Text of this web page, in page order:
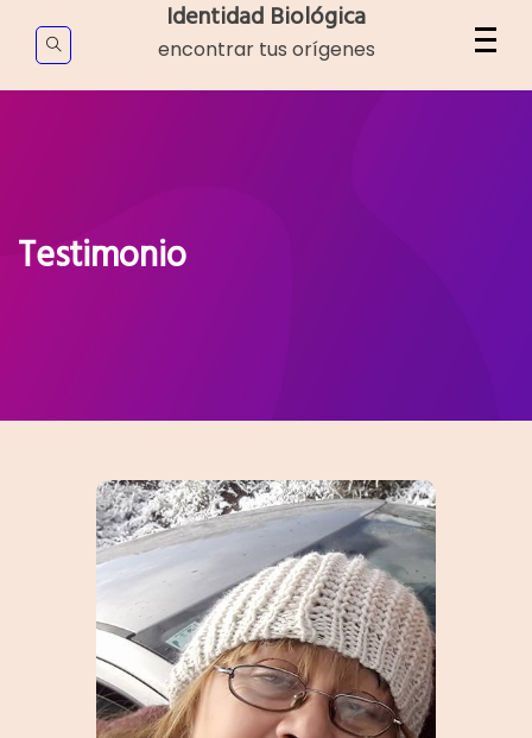
content
Identidad Biológica
encontrar tus orígenes
Testimonio